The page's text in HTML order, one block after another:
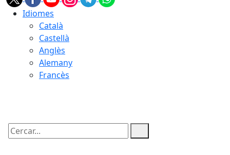
Idiomes
Català
Castellà
Anglès
Alemany
Francès
Cercar: